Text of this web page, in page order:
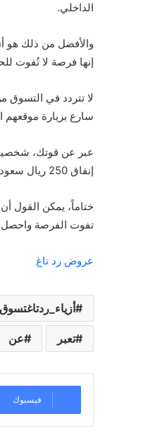
الداخلي.
إنها فرصة لا تُفوت
لا تتردد في التسوق
سارع بزيارة موقعهم
إنفاق 250 ريال سعودي! لا تدع هذه الفرصة تفوتك، استمتع بتجربة التسوق الرائعة مع رد تاغ واحصل على مظهر لائق بك.
ختاماً، يمكن القول
تفوت الفرصة واحصل
عروض رد تاغ
أزياء_ردتاغتسوق
تعبر عن
فيسبوك